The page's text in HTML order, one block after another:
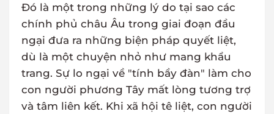
Đó là một trong những lý do tại sao các
chính phủ châu Âu trong giai đoạn đầu
ngại đưa ra những biện pháp quyết liệt,
dù là một chuyện nhỏ như mang khẩu
trang. Sự lo ngại về "tính bầy đàn" làm cho
con người phương Tây mất lòng tương trợ
và tâm liên kết. Khi xã hội tê liệt, con người